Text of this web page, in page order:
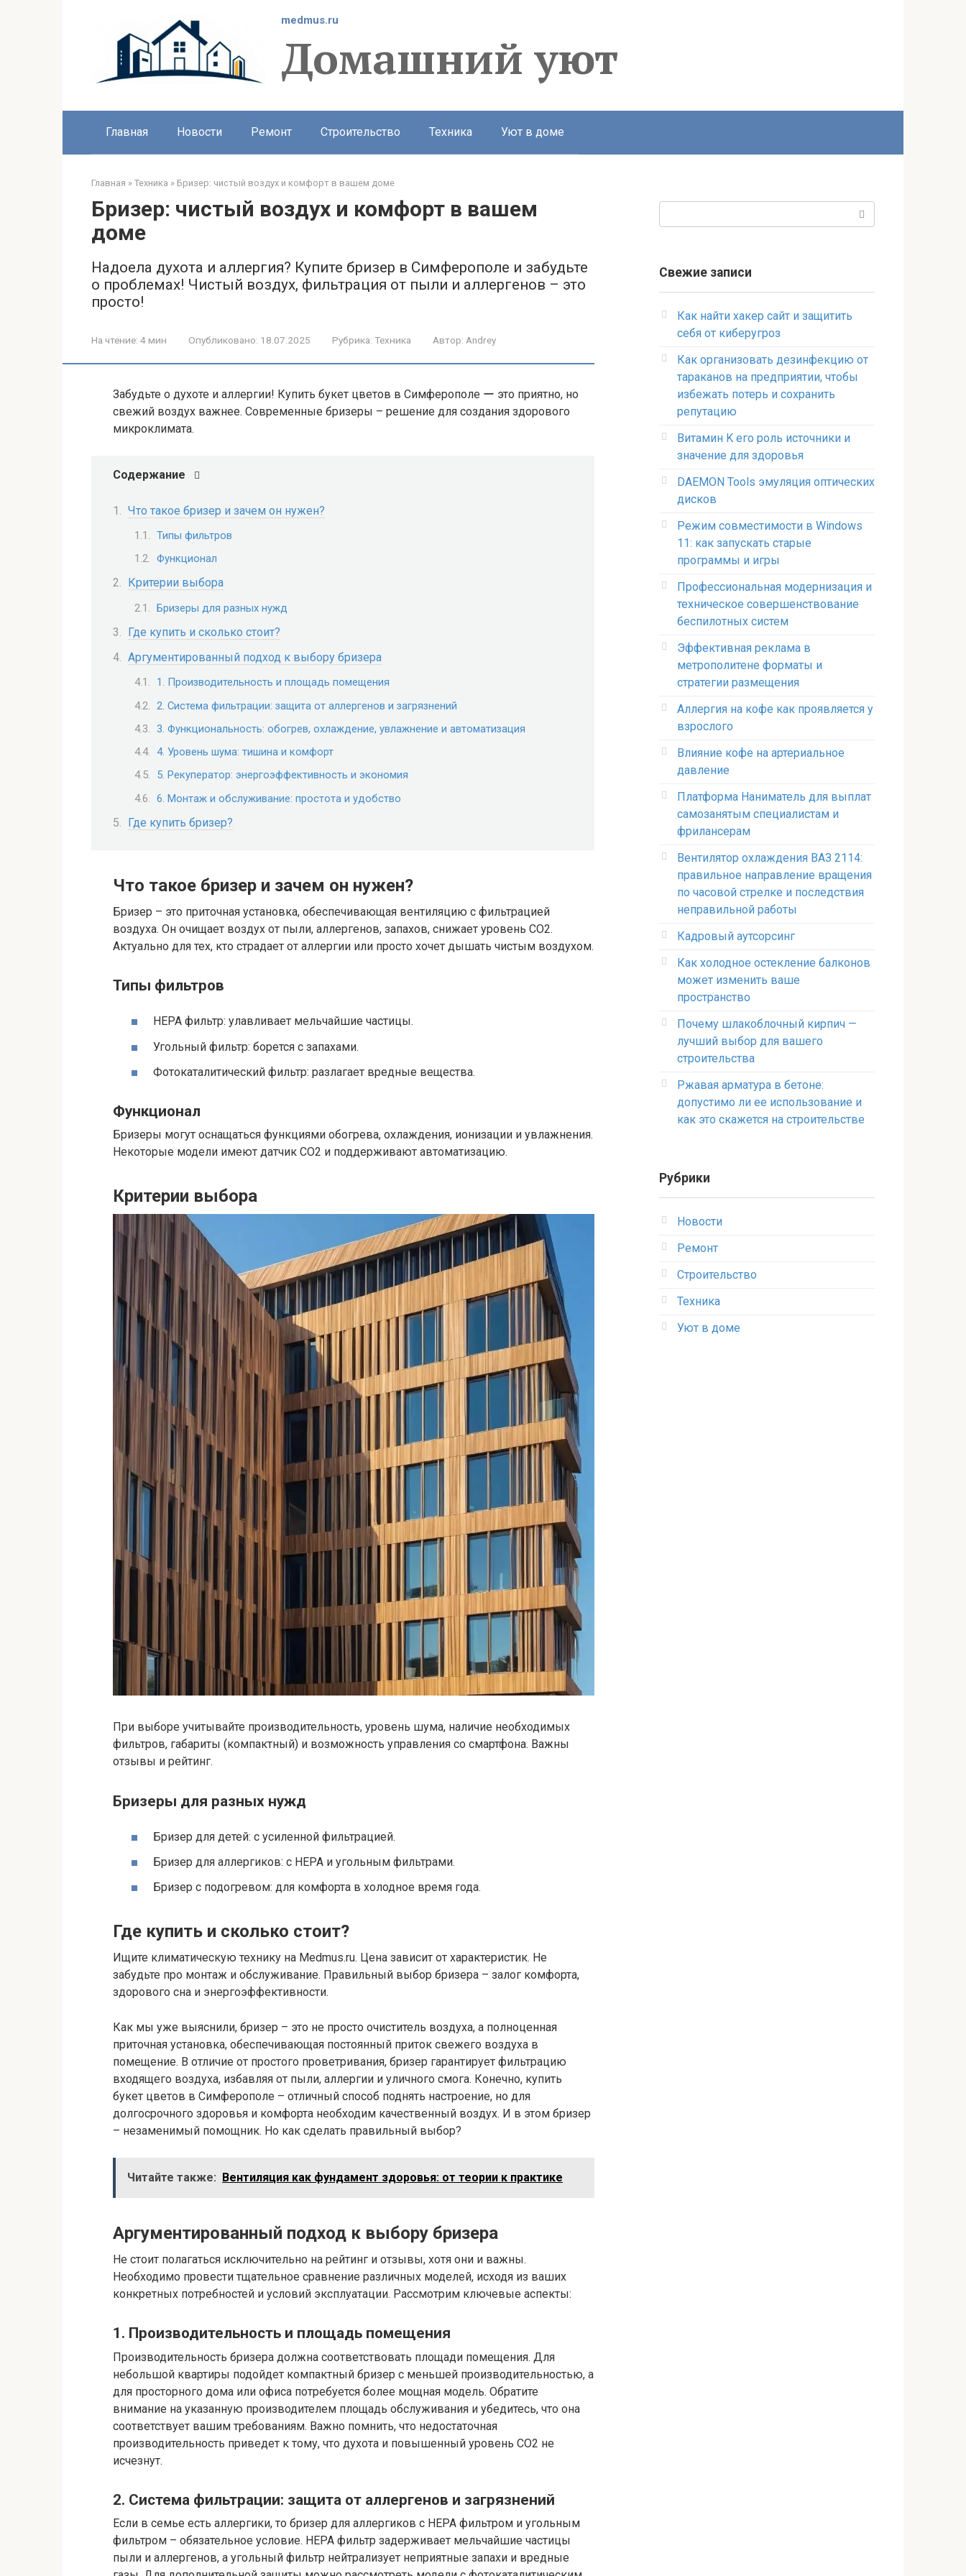
medmus.ru
Домашний уют
Главная Новости Ремонт Строительство Техника Уют в доме
Главная » Техника » Бризер: чистый воздух и комфорт в вашем доме
Бризер: чистый воздух и комфорт в вашем
доме
Надоела духота и аллергия? Купите бризер в Симферополе и забудьте
о проблемах! Чистый воздух, фильтрация от пыли и аллергенов – это
просто!
На чтение: 4 мин Опубликовано: 18.07.2025 Рубрика: Техника Автор: Andrey
Забудьте о духоте и аллергии! Купить букет цветов в Симферополе ー это приятно, но
свежий воздух важнее. Современные бризеры – решение для создания здорового
микроклимата.
Содержание
Что такое бризер и зачем он нужен?
Типы фильтров
Функционал
Критерии выбора
Бризеры для разных нужд
Где купить и сколько стоит?
Аргументированный подход к выбору бризера
1. Производительность и площадь помещения
2. Система фильтрации: защита от аллергенов и загрязнений
3. Функциональность: обогрев, охлаждение, увлажнение и автоматизация
4. Уровень шума: тишина и комфорт
5. Рекуператор: энергоэффективность и экономия
6. Монтаж и обслуживание: простота и удобство
Где купить бризер?
Что такое бризер и зачем он нужен?
Бризер – это приточная установка, обеспечивающая вентиляцию с фильтрацией
воздуха. Он очищает воздух от пыли, аллергенов, запахов, снижает уровень CO2.
Актуально для тех, кто страдает от аллергии или просто хочет дышать чистым воздухом.
Типы фильтров
HEPA фильтр: улавливает мельчайшие частицы.
Угольный фильтр: борется с запахами.
Фотокаталитический фильтр: разлагает вредные вещества.
Функционал
Бризеры могут оснащаться функциями обогрева, охлаждения, ионизации и увлажнения.
Некоторые модели имеют датчик CO2 и поддерживают автоматизацию.
Критерии выбора
При выборе учитывайте производительность, уровень шума, наличие необходимых
фильтров, габариты (компактный) и возможность управления со смартфона. Важны
отзывы и рейтинг.
Бризеры для разных нужд
Бризер для детей: с усиленной фильтрацией.
Бризер для аллергиков: с HEPA и угольным фильтрами.
Бризер с подогревом: для комфорта в холодное время года.
Где купить и сколько стоит?
Ищите климатическую технику на Medmus.ru. Цена зависит от характеристик. Не
забудьте про монтаж и обслуживание. Правильный выбор бризера – залог комфорта,
здорового сна и энергоэффективности.
Как мы уже выяснили, бризер – это не просто очиститель воздуха, а полноценная
приточная установка, обеспечивающая постоянный приток свежего воздуха в
помещение. В отличие от простого проветривания, бризер гарантирует фильтрацию
входящего воздуха, избавляя от пыли, аллергии и уличного смога. Конечно, купить
букет цветов в Симферополе – отличный способ поднять настроение, но для
долгосрочного здоровья и комфорта необходим качественный воздух. И в этом бризер
– незаменимый помощник. Но как сделать правильный выбор?
Читайте также: Вентиляция как фундамент здоровья: от теории к практике
Аргументированный подход к выбору бризера
Не стоит полагаться исключительно на рейтинг и отзывы, хотя они и важны.
Необходимо провести тщательное сравнение различных моделей, исходя из ваших
конкретных потребностей и условий эксплуатации. Рассмотрим ключевые аспекты:
1. Производительность и площадь помещения
Производительность бризера должна соответствовать площади помещения. Для
небольшой квартиры подойдет компактный бризер с меньшей производительностью, а
для просторного дома или офиса потребуется более мощная модель. Обратите
внимание на указанную производителем площадь обслуживания и убедитесь, что она
соответствует вашим требованиям. Важно помнить, что недостаточная
производительность приведет к тому, что духота и повышенный уровень CO2 не
исчезнут.
2. Система фильтрации: защита от аллергенов и загрязнений
Если в семье есть аллергики, то бризер для аллергиков с HEPA фильтром и угольным
фильтром – обязательное условие. HEPA фильтр задерживает мельчайшие частицы
пыли и аллергенов, а угольный фильтр нейтрализует неприятные запахи и вредные
Свежие записи
Как найти хакер сайт и защитить
себя от киберугроз
Как организовать дезинфекцию от
тараканов на предприятии, чтобы
избежать потерь и сохранить
репутацию
Витамин K его роль источники и
значение для здоровья
DAEMON Tools эмуляция оптических
дисков
Режим совместимости в Windows
11: как запускать старые
программы и игры
Профессиональная модернизация и
техническое совершенствование
беспилотных систем
Эффективная реклама в
метрополитене форматы и
стратегии размещения
Аллергия на кофе как проявляется у
взрослого
Влияние кофе на артериальное
давление
Платформа Наниматель для выплат
самозанятым специалистам и
фрилансерам
Вентилятор охлаждения ВАЗ 2114:
правильное направление вращения
по часовой стрелке и последствия
неправильной работы
Кадровый аутсорсинг
Как холодное остекление балконов
может изменить ваше
пространство
Почему шлакоблочный кирпич —
лучший выбор для вашего
строительства
Ржавая арматура в бетоне:
допустимо ли ее использование и
как это скажется на строительстве
Рубрики
Новости
Ремонт
Строительство
Техника
Уют в доме